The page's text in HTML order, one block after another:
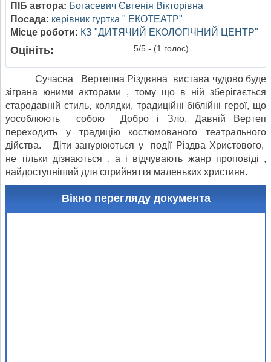
ПІБ автора: Богасевич Євгенія Вікторівна
Посада: керівник гуртка " ЕКОТЕАТР"
Місце роботи: КЗ "ДИТЯЧИЙ ЕКОЛОГІЧНИЙ ЦЕНТР"
Оцініть: 5/5 - (1 голос)
Сучасна Вертепна Різдвяна вистава чудово буде
зіграна юними акторами , тому що в ній зберігається
стародавній стиль, колядки, традиційні біблійні герої, що
уособлюють собою Добро і Зло. Давній Вертеп
переходить у традицію костюмованого театрального
дійства. Діти занурюються у події Різдва Христового,
не тільки дізнаються , а і відчувають жанр проповіді ,
найдоступніший для сприйняття маленьких християн.
Вікно перегляду документа